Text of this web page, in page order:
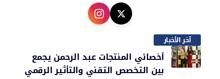
آخر الأخبار
أخصائي المنتجات عبد الرحمن يجمع
بين التخصص التقني والتأثير الرقمي